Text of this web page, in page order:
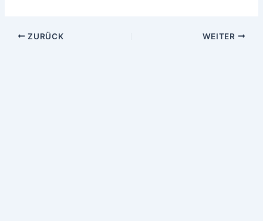
ZURÜCK WEITER